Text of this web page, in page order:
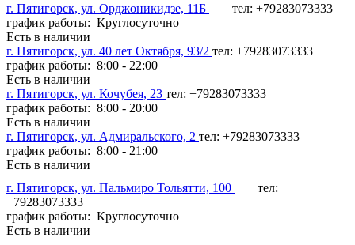
г. Пятигорск, ул. Орджоникидзе, 11Б
тел: +79283073333
график работы: Круглосуточно
Есть в наличии
г. Пятигорск, ул. 40 лет Октября, 93/2 тел: +79283073333
график работы: 8:00 - 22:00
Есть в наличии
г. Пятигорск, ул. Кочубея, 23 тел: +79283073333
график работы: 8:00 - 20:00
Есть в наличии
г. Пятигорск, ул. Адмиральского, 2 тел: +79283073333
график работы: 8:00 - 21:00
Есть в наличии
г. Пятигорск, ул. Пальмиро Тольятти, 100
тел:
+79283073333
график работы: Круглосуточно
Есть в наличии